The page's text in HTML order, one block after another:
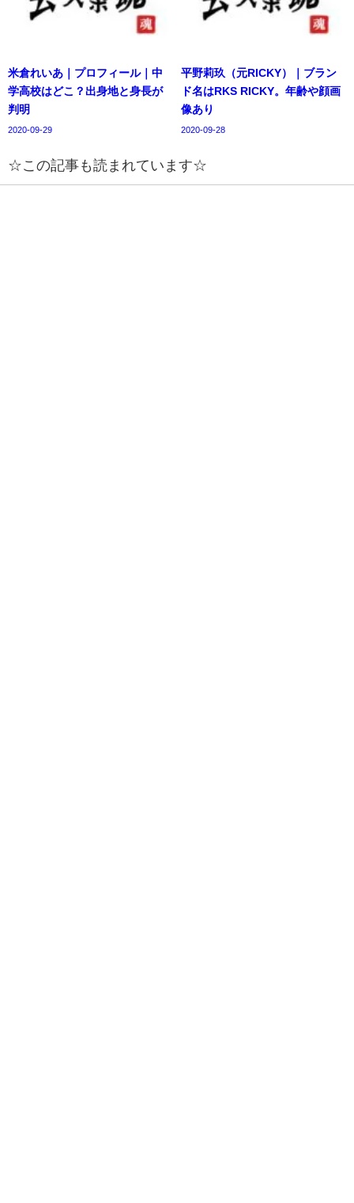
米倉れいあ｜プロフィール｜中
学高校はどこ？出身地と身長が
判明
2020-09-29
平野莉玖（元RICKY）｜ブラン
ド名はRKS RICKY。年齢や顔画
像あり
2020-09-28
☆この記事も読まれています☆